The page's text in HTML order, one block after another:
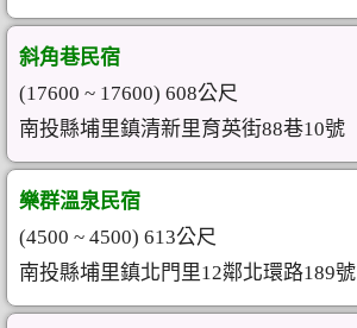
斜角巷民宿
(17600 ~ 17600) 608公尺
南投縣埔里鎮清新里育英街88巷10號
樂群溫泉民宿
(4500 ~ 4500) 613公尺
南投縣埔里鎮北門里12鄰北環路189號